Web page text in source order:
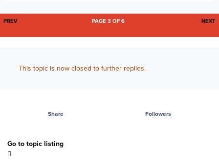
FIRST PAGE
PREV NEXT
PAGE 3 OF 6
This topic is now closed to further replies.
Share Followers
Go to topic listing